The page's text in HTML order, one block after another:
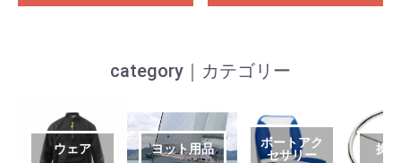
category｜カテゴリー
ウェア ヨット用品
ボートアク
セサリー
操